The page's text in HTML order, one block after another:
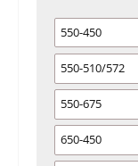
550-450
550-510/572
550-675
650-450